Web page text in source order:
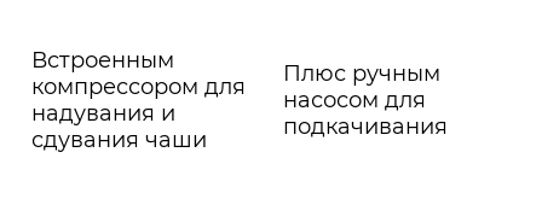
Встроенным
компрессором для
надувания и
сдувания чаши
Плюс ручным
насосом для
подкачивания